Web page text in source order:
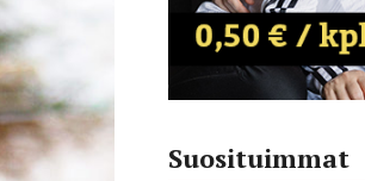
Suosituimmat